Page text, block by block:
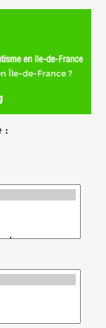
Île-de-France ?
: